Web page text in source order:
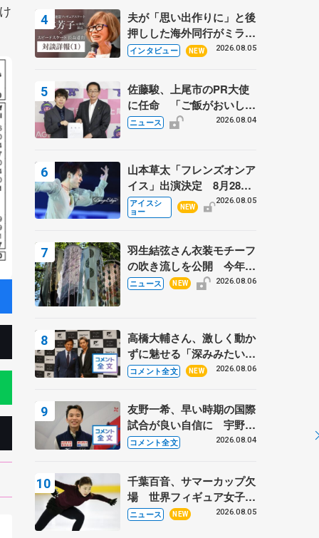
夫が「思い出作りに」と後
押しした海外同行がミラノ
まで… 繁華街のリンクで
に 小林芳子さんが振り返
るスケート人生
インタビュー NEW 2026.08.05
佐藤駿、上尾市のPR大使
に任命 「ご飯がおいし
く、住みやすいのが魅力」
ニュース 2026.08.04
山本草太「フレンズオンア
イス」出演決定 8月28日
（金）2公演のみ 荒川静
香さんプロデュース、20
アイスシ
ョー
NEW
2026.08.05
羽生結弦さん衣装モチーフ
の吹き流しを公開 今年は
「春よ、来い」、仙台の瑞
ニュース NEW 2026.08.06
高橋大輔さん、激しく動か
ずに魅せる「深みみたいな
ものは出てきている？」
ド野村忠宏さんと和気あい
あい
コメント全文 NEW 2026.08.06
友野一希、早い時期の国際
試合が良い自信に 宇野昌
磨の現役復帰に思っている
トロフィーフリー】
コメント全文 2026.08.04
千葉百音、サマーカップ欠
場 世界フィギュア女子2
位
ニュース NEW 2026.08.05